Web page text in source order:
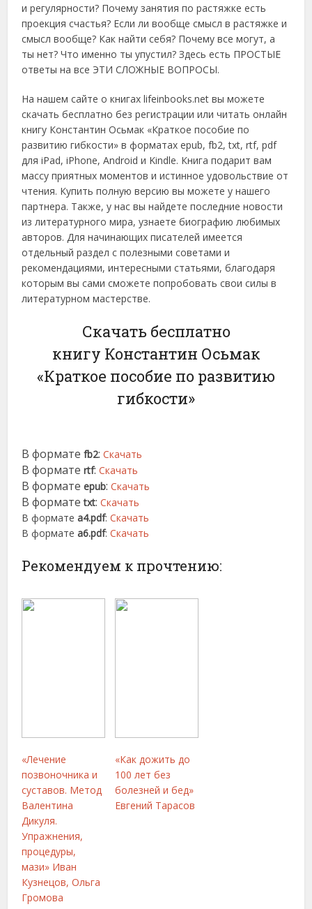
и регулярности? Почему занятия по растяжке есть
проекция счастья? Если ли вообще смысл в растяжке и
смысл вообще? Как найти себя? Почему все могут, а
ты нет? Что именно ты упустил? Здесь есть ПРОСТЫЕ
ответы на все ЭТИ СЛОЖНЫЕ ВОПРОСЫ.
На нашем сайте о книгах lifeinbooks.net вы можете
скачать бесплатно без регистрации или читать онлайн
книгу Константин Осьмак «Краткое пособие по
развитию гибкости» в форматах epub, fb2, txt, rtf, pdf
для iPad, iPhone, Android и Kindle. Книга подарит вам
массу приятных моментов и истинное удовольствие от
чтения. Купить полную версию вы можете у нашего
партнера. Также, у нас вы найдете последние новости
из литературного мира, узнаете биографию любимых
авторов. Для начинающих писателей имеется
отдельный раздел с полезными советами и
рекомендациями, интересными статьями, благодаря
которым вы сами сможете попробовать свои силы в
литературном мастерстве.
Скачать бесплатно
книгу Константин Осьмак
«Краткое пособие по развитию
гибкости»
В форматеfb2:Скачать
В форматеrtf:Скачать
В форматеepub:Скачать
В форматеtxt:Скачать
В форматеa4.pdf:Скачать
В форматеa6.pdf:Скачать
Рекомендуем к прочтению:
«Лечение
позвоночника и
суставов. Метод
Валентина
Дикуля.
Упражнения,
процедуры,
мази» Иван
Кузнецов, Ольга
Громова
«Как дожить до
100 лет без
болезней и бед»
Евгений Тарасов